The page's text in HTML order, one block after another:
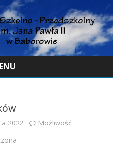
2022
Możliwość